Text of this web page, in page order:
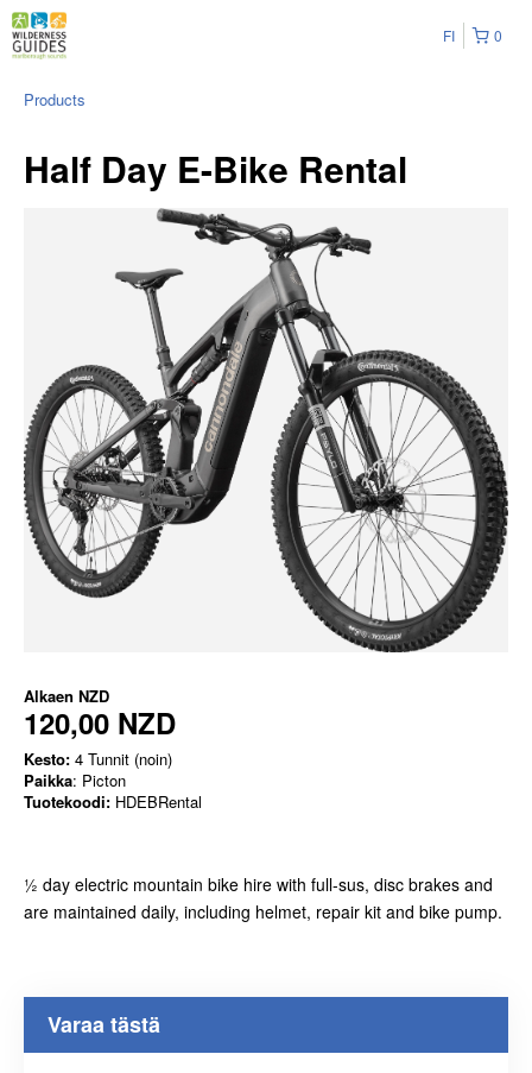
0
FI
Products
Half Day E-Bike Rental
Alkaen NZD
120,00 NZD
Kesto: 4 Tunnit (noin)
Paikka: Picton
Tuotekoodi: HDEBRental
½ day electric mountain bike hire with full-sus, disc brakes and
are maintained daily, including helmet, repair kit and bike pump.
Varaa tästä